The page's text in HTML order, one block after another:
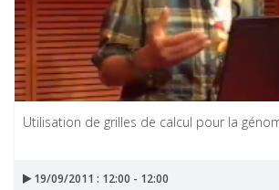
Utilisation de grilles de calcul pour la
19/09/2011 : 12:00 - 12:00